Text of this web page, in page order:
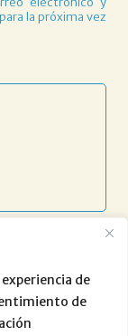
de
de
la próxima vez